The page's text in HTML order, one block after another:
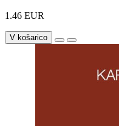
1.46 EUR
V košarico